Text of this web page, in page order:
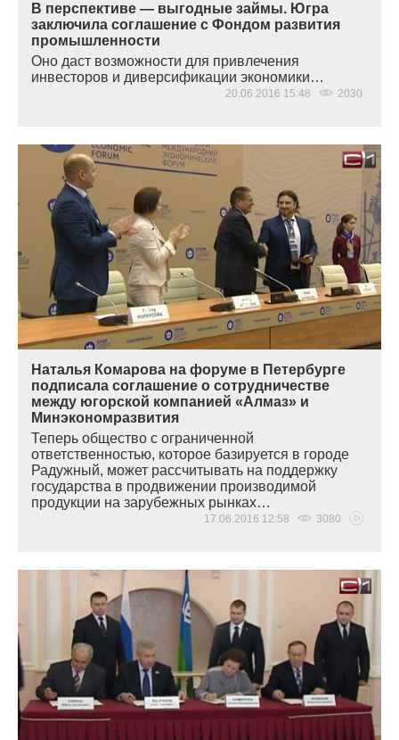
В перспективе — выгодные займы. Югра
заключила соглашение с Фондом развития
промышленности
Оно даст возможности для привлечения
инвесторов и диверсификации экономики…
20.06.2016 15:48 2030
Наталья Комарова на форуме в Петербурге
подписала соглашение о сотрудничестве
между югорской компанией «Алмаз» и
Минэкономразвития
Теперь общество с ограниченной
ответственностью, которое базируется в городе
Радужный, может рассчитывать на поддержку
государства в продвижении производимой
продукции на зарубежных рынках…
17.06.2016 12:58 3080